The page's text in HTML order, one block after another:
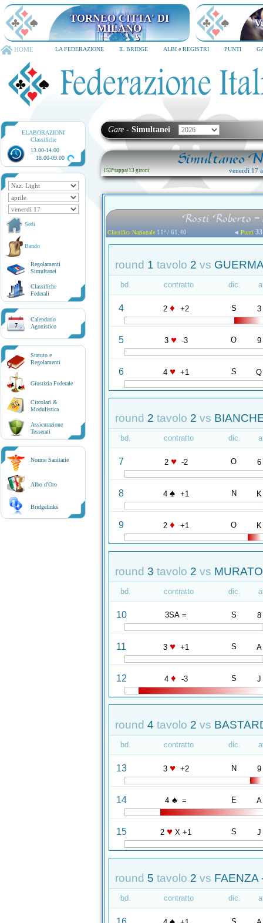
TORNEO CITTA' DI MILANO
6-8 dicembre 2026
HOME LA FEDERAZIONE IL BRIDGE ALBI e REGISTRI PUNTI
ELABORAZIONI
Classifiche
13.00-14.00
18.00-09.00
Sedi
Bando
Regolamenti
Simultanei
Classifiche
Federali
7
Calendario
Agonistico
Statuto e
Regolamenti
Giustizia Federale
Circolari &
Modulistica
Assicurazione
Tesserati
Norme Sanitarie
Albo d'Oro
Bridgelinks
Gare - Simultanei
Simultaneo
153ª tappa/13 gironi venerdì 17
Rosti Roberto
Classifica Nazionale 11ª / 61,40 ◄ Punti 33
round 1 tavolo 2 vs
bd. contratto dic.
4 2 ♦ +2 S 3
5 3 ♥ -3 O 9
6 4 ♥ +1 S Q
round 2 tavolo 2 vs
bd. contratto dic.
7 2 ♥ -2 O 6
8 4 ♠ +1 N K
9 2 ♦ +1 O K
round 3 tavolo 2 vs
bd. contratto dic.
10 3SA = S 8
11 3 ♥ +1 S A
12 4 ♦ -3 S J
round 4 tavolo 2 vs
bd. contratto dic.
13 3 ♥ +2 N 9
14 4 ♠ = E A
15 2 ♥ X +1 S J
round 5 tavolo 2 vs FAENZA
bd. contratto dic.
S